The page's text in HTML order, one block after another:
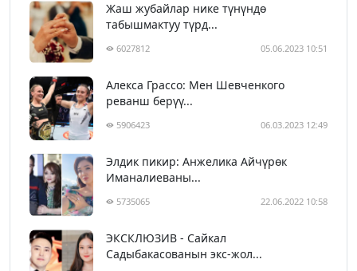
Жаш жубайлар нике түнүндө
табышмактуу түрд...
6027812 05.06.2023 10:51
Алекса Грассо: Мен Шевченкого
реванш берүү...
5906423 06.03.2023 12:49
Элдик пикир: Анжелика Айчүрөк
Иманалиеваны...
5735065 22.06.2022 10:58
ЭКСКЛЮЗИВ - Сайкал
Садыбакасованын экс-жол...